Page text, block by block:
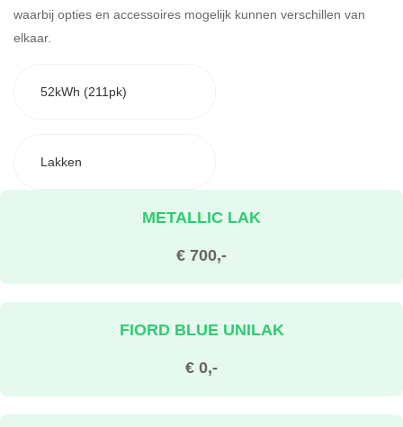
waarbij opties en accessoires mogelijk kunnen verschillen van
elkaar.
52kWh (211pk)
Lakken
€ 700,-
METALLIC LAK
€ 0,-
FIORD BLUE UNILAK